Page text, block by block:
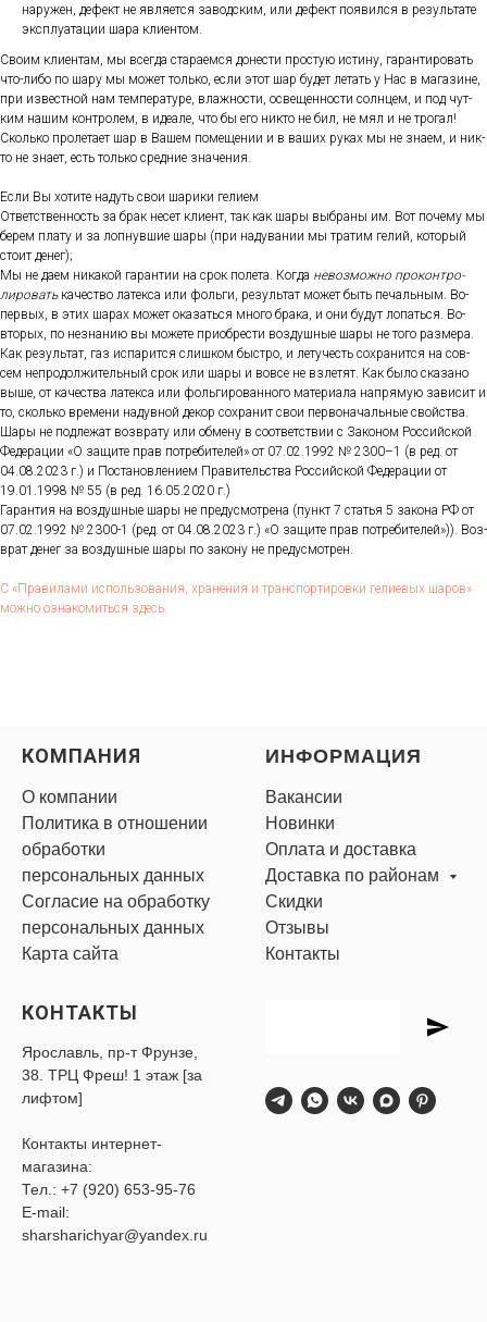
на­ружен, де­фект не яв­ля­ет­ся за­вод­ским, или де­фект по­явил­ся в ре­зуль­та­те
экс­плу­ата­ции ша­ра кли­ен­том.
Сво­им кли­ен­там, мы всег­да ста­ра­ем­ся до­нес­ти прос­тую ис­ти­ну, га­ран­ти­ровать
что-ли­бо по ша­ру мы мо­жет толь­ко, ес­ли этот шар бу­дет ле­тать у Нас в ма­гази­не,
при из­вес­тной нам тем­пе­рату­ре, влаж­ности, ос­ве­щен­ности сол­нцем, и под чут­
ким на­шим кон­тро­лем, в иде­але, что бы его ник­то не бил, не мял и не тро­гал!
Сколь­ко про­лета­ет шар в Ва­шем по­меще­нии и в ва­ших ру­ках мы не зна­ем, и ник­
то не зна­ет, есть толь­ко сред­ние зна­чения.
Ес­ли Вы хо­тите на­дуть свои ша­рики ге­ли­ем
От­ветс­твен­ность за брак не­сет кли­ент, так как ша­ры выб­ра­ны им. Вот по­чему мы
бе­рем пла­ту и за лоп­нувшие ша­ры (при на­дува­нии мы тра­тим ге­лий, ко­торый
сто­ит де­нег);
Мы не да­ем ни­какой га­ран­тии на срок по­лета. Ког­да не­воз­можно про­кон­тро­
лиро­ватька­чес­тво ла­тек­са или фоль­ги, ре­зуль­тат мо­жет быть пе­чаль­ным. Во-
пер­вых, в этих ша­рах мо­жет ока­зать­ся мно­го бра­ка, и они бу­дут ло­пать­ся. Во-
вто­рых, по нез­на­нию вы мо­жете при­об­рести воз­душные ша­ры не то­го раз­ме­ра.
Как ре­зуль­тат, газ ис­па­рит­ся слиш­ком быс­тро, и ле­тучесть сох­ра­нит­ся на сов­
сем неп­ро­дол­жи­тель­ный срок или ша­ры и вов­се не взле­тят. Как бы­ло ска­зано
вы­ше, от ка­чес­тва ла­тек­са или фоль­ги­рован­но­го ма­тери­ала нап­ря­мую за­висит и
то, сколь­ко вре­мени на­дув­ной де­кор сох­ра­нит свои пер­во­началь­ные свой­ства.
Ша­ры не под­ле­жат воз­вра­ту или об­ме­ну в со­от­ветс­твии с За­коном Рос­сий­ской
Фе­дера­ции «О за­щите прав пот­ре­бите­лей» от 07.02.1992 № 2300–1 (в ред. от
04.08.2023 г.) и Пос­та­нов­ле­ни­ем Пра­витель­ства Рос­сий­ской Фе­дера­ции от
19.01.1998 № 55 (в ред. 16.05.2020 г.)
Га­ран­тия на воз­душные ша­ры не пре­дус­мотре­на (пункт 7 статья 5 за­кона РФ от
07.02.1992 № 2300-1 (ред. от 04.08.2023 г.) «О за­щите прав пот­ре­бите­лей»)). Воз­
врат де­нег за воз­душные ша­ры по за­кону не пре­дус­мотрен.
С «Пра­вила­ми ис­поль­зо­вания, хра­нения и тран­спор­ти­ров­ки ге­ли­евых ша­ров»
мож­но оз­на­комить­ся здесь.
КОМПАНИЯ
О компании
Политика в отношении
обработки
персональных данных
Согласие на обработку
персональных данных
Карта сайта
ИНФОРМАЦИЯ
Вакансии
Новинки
Оплата и доставка
Доставка по районам
Скидки
Отзывы
Контакты
КОНТАКТЫ
Ярославль, пр-т Фрунзе,
38. ТРЦ Фреш! 1 этаж [за
лифтом]
Контакты интернет-
магазина:
Тел.: +7 (920) 653-95-76
E-mail:
sharsharichyar@yandex.ru